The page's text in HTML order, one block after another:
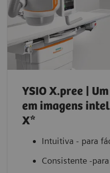
YSIO X.pree |
em imagens
X*
Intuitiva - para
Consistente -